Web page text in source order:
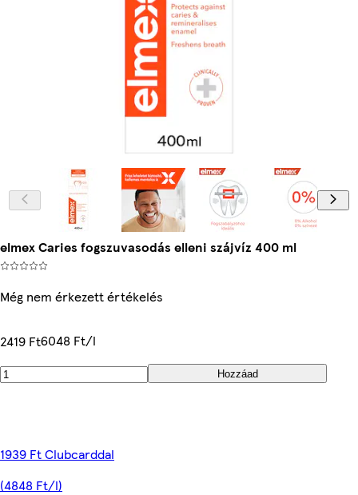
elmex Caries fogszuvasodás elleni szájvíz 400 ml
Még nem érkezett értékelés
2419 Ft6048 Ft/l
Hozzáad
1939 Ft Clubcarddal
(4848 Ft/l)